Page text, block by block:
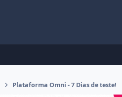
Plataforma Omni - 7 Dias de teste!